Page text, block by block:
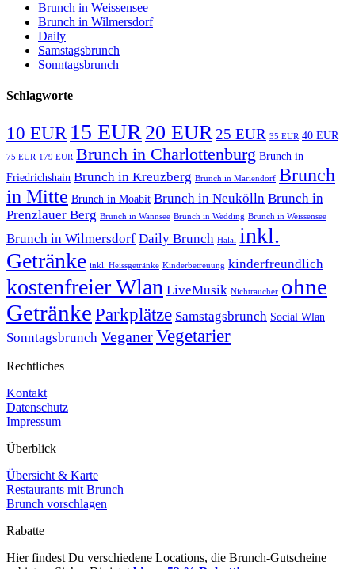
Brunch in Weissensee
Brunch in Wilmersdorf
Daily
Samstagsbrunch
Sonntagsbrunch
Schlagworte
10 EUR 15 EUR20 EUR25 EUR 35 EUR 40 EUR
75 EUR 179 EUR Brunch in Charlottenburg Brunch in
Friedrichshain Brunch in Kreuzberg Brunch in Mariendorf Brunch
in Mitte Brunch in Moabit Brunch in Neukölln Brunch in
Prenzlauer Berg Brunch in Wannsee Brunch in Wedding Brunch in Weissensee
Brunch in Wilmersdorf Daily Brunch Halal inkl.
Getränke inkl. Heissgetränke Kinderbetreuung kinderfreundlich
kostenfreier Wlan LiveMusik Nichtraucher ohne
Getränke Parkplätze Samstagsbrunch Social Wlan
Sonntagsbrunch VeganerVegetarier
Rechtliches
Kontakt
Datenschutz
Impressum
Überblick
Übersicht & Karte
Restaurants mit Brunch
Brunch vorschlagen
Rabatte
Hier findest Du verschiedene Locations, die Brunch-Gutscheine